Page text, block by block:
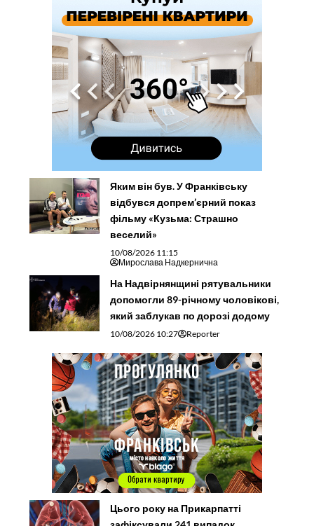
Яким він був. У Франківську
відбувся допрем’єрний показ
фільму «Кузьма: Страшно
веселий»
10/08/2026 11:15
Мирослава Надкернична
На Надвірнянщині рятувальники
допомогли 89-річному чоловікові,
який заблукав по дорозі додому
10/08/2026 10:27 Reporter
Цього року на Прикарпатті